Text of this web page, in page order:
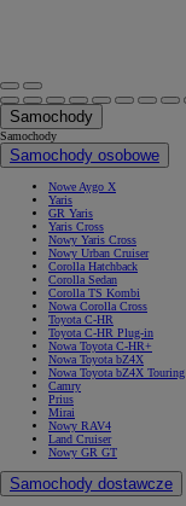
Samochody
Samochody
Samochody osobowe
Nowe Aygo X
Yaris
GR Yaris
Yaris Cross
Nowy Yaris Cross
Nowy Urban Cruiser
Corolla Hatchback
Corolla Sedan
Corolla TS Kombi
Nowa Corolla Cross
Toyota C-HR
Toyota C-HR Plug-in
Nowa Toyota C-HR+
Nowa Toyota bZ4X
Nowa Toyota bZ4X Touring
Camry
Prius
Mirai
Nowy RAV4
Land Cruiser
Nowy GR GT
Samochody dostawcze